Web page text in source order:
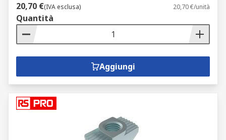
20,70 €(IVA esclusa) 20,70 €/unità
Quantità
Aggiungi